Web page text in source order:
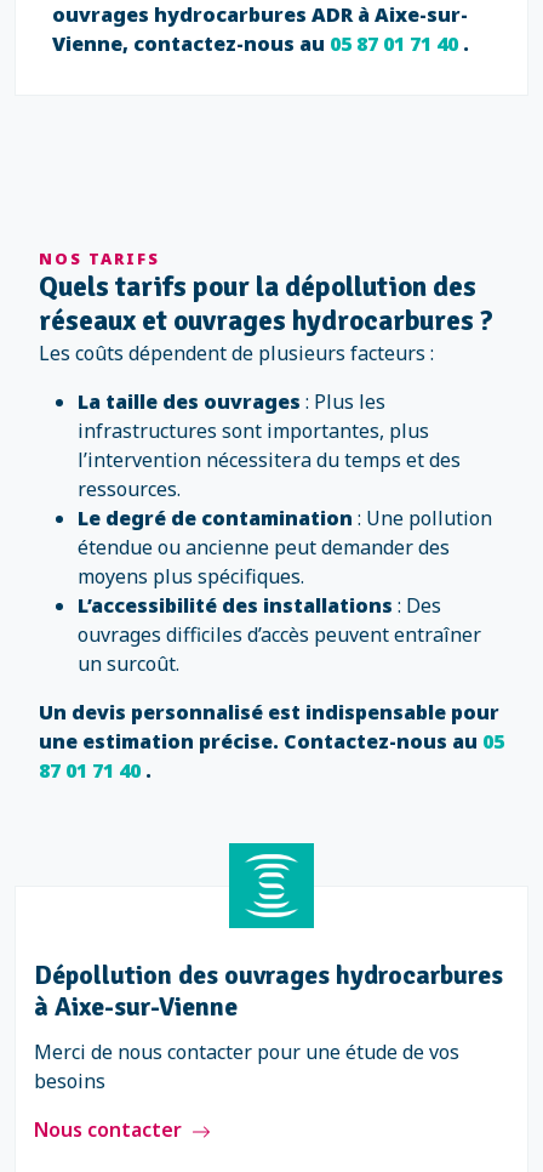
ouvrages hydrocarbures ADR à Aixe-sur-
Vienne, contactez-nous au 05 87 01 71 40.
NOS TARIFS
Quels tarifs pour la dépollution des
réseaux et ouvrages hydrocarbures ?
Les coûts dépendent de plusieurs facteurs :
La taille des ouvrages : Plus les
infrastructures sont importantes, plus
l’intervention nécessitera du temps et des
ressources.
Le degré de contamination : Une pollution
étendue ou ancienne peut demander des
moyens plus spécifiques.
L’accessibilité des installations : Des
ouvrages difficiles d’accès peuvent entraîner
un surcoût.
Un devis personnalisé est indispensable pour
une estimation précise. Contactez-nous au 05
87 01 71 40.
Dépollution des ouvrages hydrocarbures
à Aixe-sur-Vienne
Merci de nous contacter pour une étude de vos
besoins
Nous contacter